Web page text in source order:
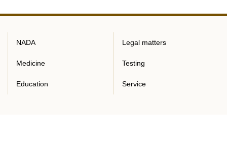
NADA Legal matters
Medicine Testing
Education Service